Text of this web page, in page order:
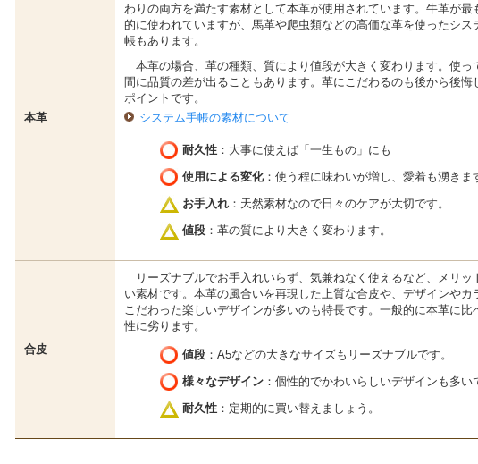
本革
わりの両方を満たす素材として本革が使用されています。牛革が最
的に使われていますが、馬革や爬虫類などの高価な革を使ったシス
帳もあります。
本革の場合、革の種類、質により値段が大きく変わります。使っ
間に品質の差が出ることもあります。革にこだわるのも後から後悔
ポイントです。
システム手帳の素材について
耐久性 ：大事に使えば「一生もの」にも
使用による変化：使う程に味わいが増し、愛着も湧きま
お手入れ ：天然素材なので日々のケアが大切です。
値段 ：革の質により大きく変わります。
合皮
リーズナブルでお手入れいらず、気兼ねなく使えるなど、メリッ
い素材です。本革の風合いを再現した上質な合皮や、デザインやカ
こだわった楽しいデザインが多いのも特長です。一般的に本革に比
性に劣ります。
値段 ：A5などの大きなサイズもリーズナブルです。
様々なデザイン ：個性的でかわいらしいデザインも多い
耐久性 ：定期的に買い替えましょう。